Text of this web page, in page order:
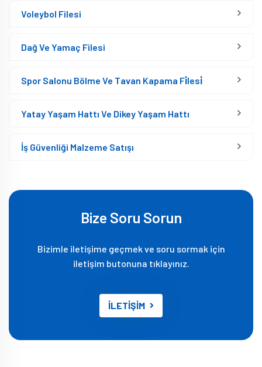
Voleybol Filesi
Dağ Ve Yamaç Filesi
Spor Salonu Bölme Ve Tavan Kapama Fi̇lesi̇
Yatay Yaşam Hattı Ve Dikey Yaşam Hattı
İş Güvenliği Malzeme Satışı
Bize Soru Sorun
Bizimle iletişime geçmek ve soru sormak için
iletişim butonuna tıklayınız.
İLETİŞİM